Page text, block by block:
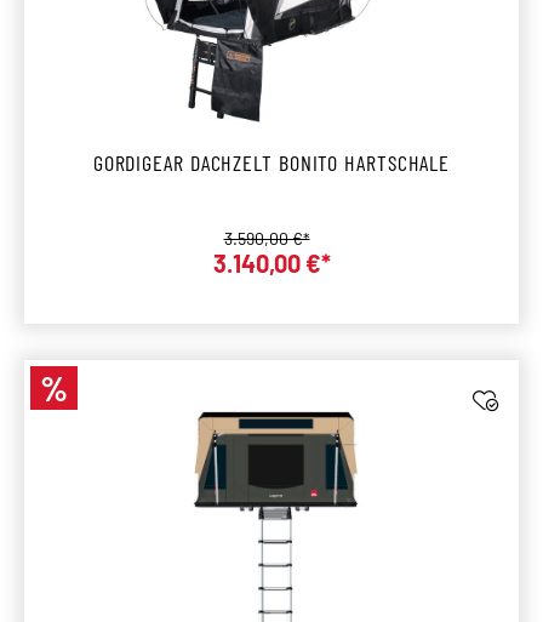
GORDIGEAR DACHZELT BONITO HARTSCHALE
Verkaufspreis:
3.140,00 €*
Regulärer Preis:
3.590,00 €*
Rabatt
%